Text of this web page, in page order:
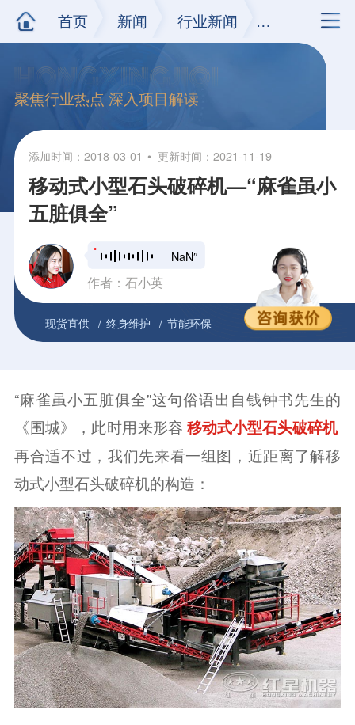
首页 新闻 行业新闻 正文
聚焦行业热点 深入项目解读
添加时间：2018-03-01 更新时间：2021-11-19
移动式小型石头破碎机—“麻雀虽小
五脏俱全”
NaN″
作者：石小英
现货直供 终身维护 节能环保
“麻雀虽小五脏俱全”这句俗语出自钱钟书先生的
《围城》，此时用来形容 移动式小型石头破碎机
再合适不过，我们先来看一组图，近距离了解移
动式小型石头破碎机的构造：